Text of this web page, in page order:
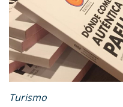
Turismo